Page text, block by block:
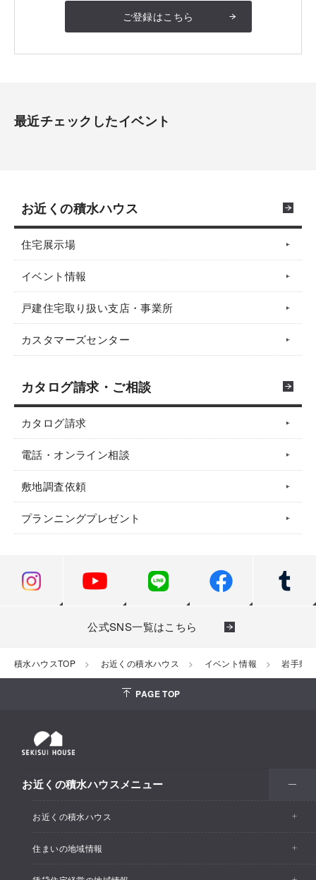
ご登録はこちら
最近チェックしたイベント
お近くの積水ハウス
住宅展示場
イベント情報
戸建住宅取り扱い支店・事業所
カスタマーズセンター
カタログ請求・ご相談
カタログ請求
電話・オンライン相談
敷地調査依頼
プランニングプレゼント
公式SNS一覧はこちら
積水ハウスTOP お近くの積水ハウス イベント情報 岩手県
PAGE TOP
お近くの積水ハウスメニュー
お近くの積水ハウス
お近くの積水ハウストップ
住まいの地域情報